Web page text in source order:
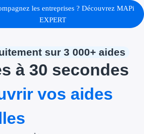
les entreprises ? Découvrez MAPi
EXPERT
sur 3 000+ aides
à 30 secondes
vos aides